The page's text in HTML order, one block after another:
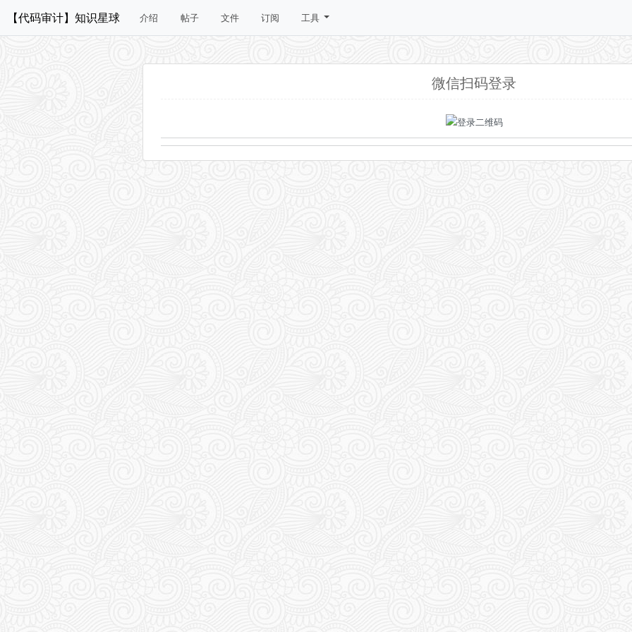
【代码审计】知识星球 介绍 帖子 文件 订阅 工具
微信扫码登录